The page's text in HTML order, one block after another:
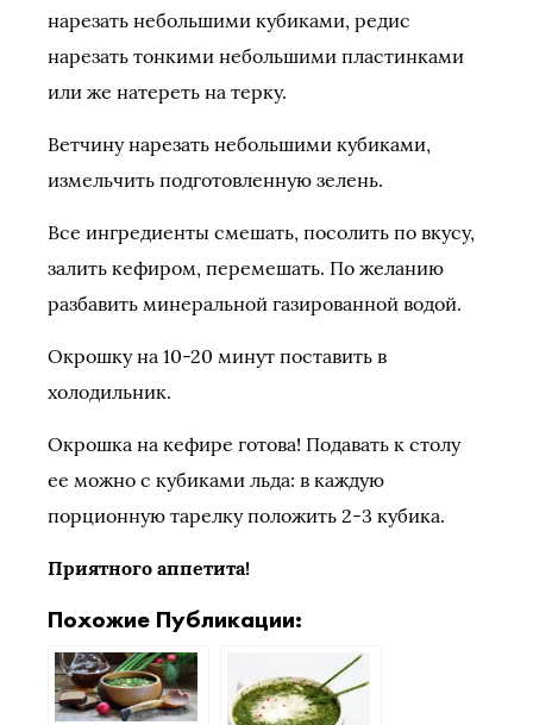
нарезать небольшими кубиками, редис
нарезать тонкими небольшими пластинками
или же натереть на терку.
Ветчину нарезать небольшими кубиками,
измельчить подготовленную зелень.
Все ингредиенты смешать, посолить по вкусу,
залить кефиром, перемешать. По желанию
разбавить минеральной газированной водой.
Окрошку на 10-20 минут поставить в
холодильник.
Окрошка на кефире готова! Подавать к столу
ее можно с кубиками льда: в каждую
порционную тарелку положить 2-3 кубика.
Приятного аппетита!
Похожие Публикации: